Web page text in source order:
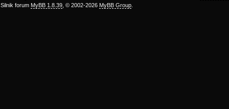
Silnik forum MyBB 1.8.39 , © 2002-2026 MyBB Group